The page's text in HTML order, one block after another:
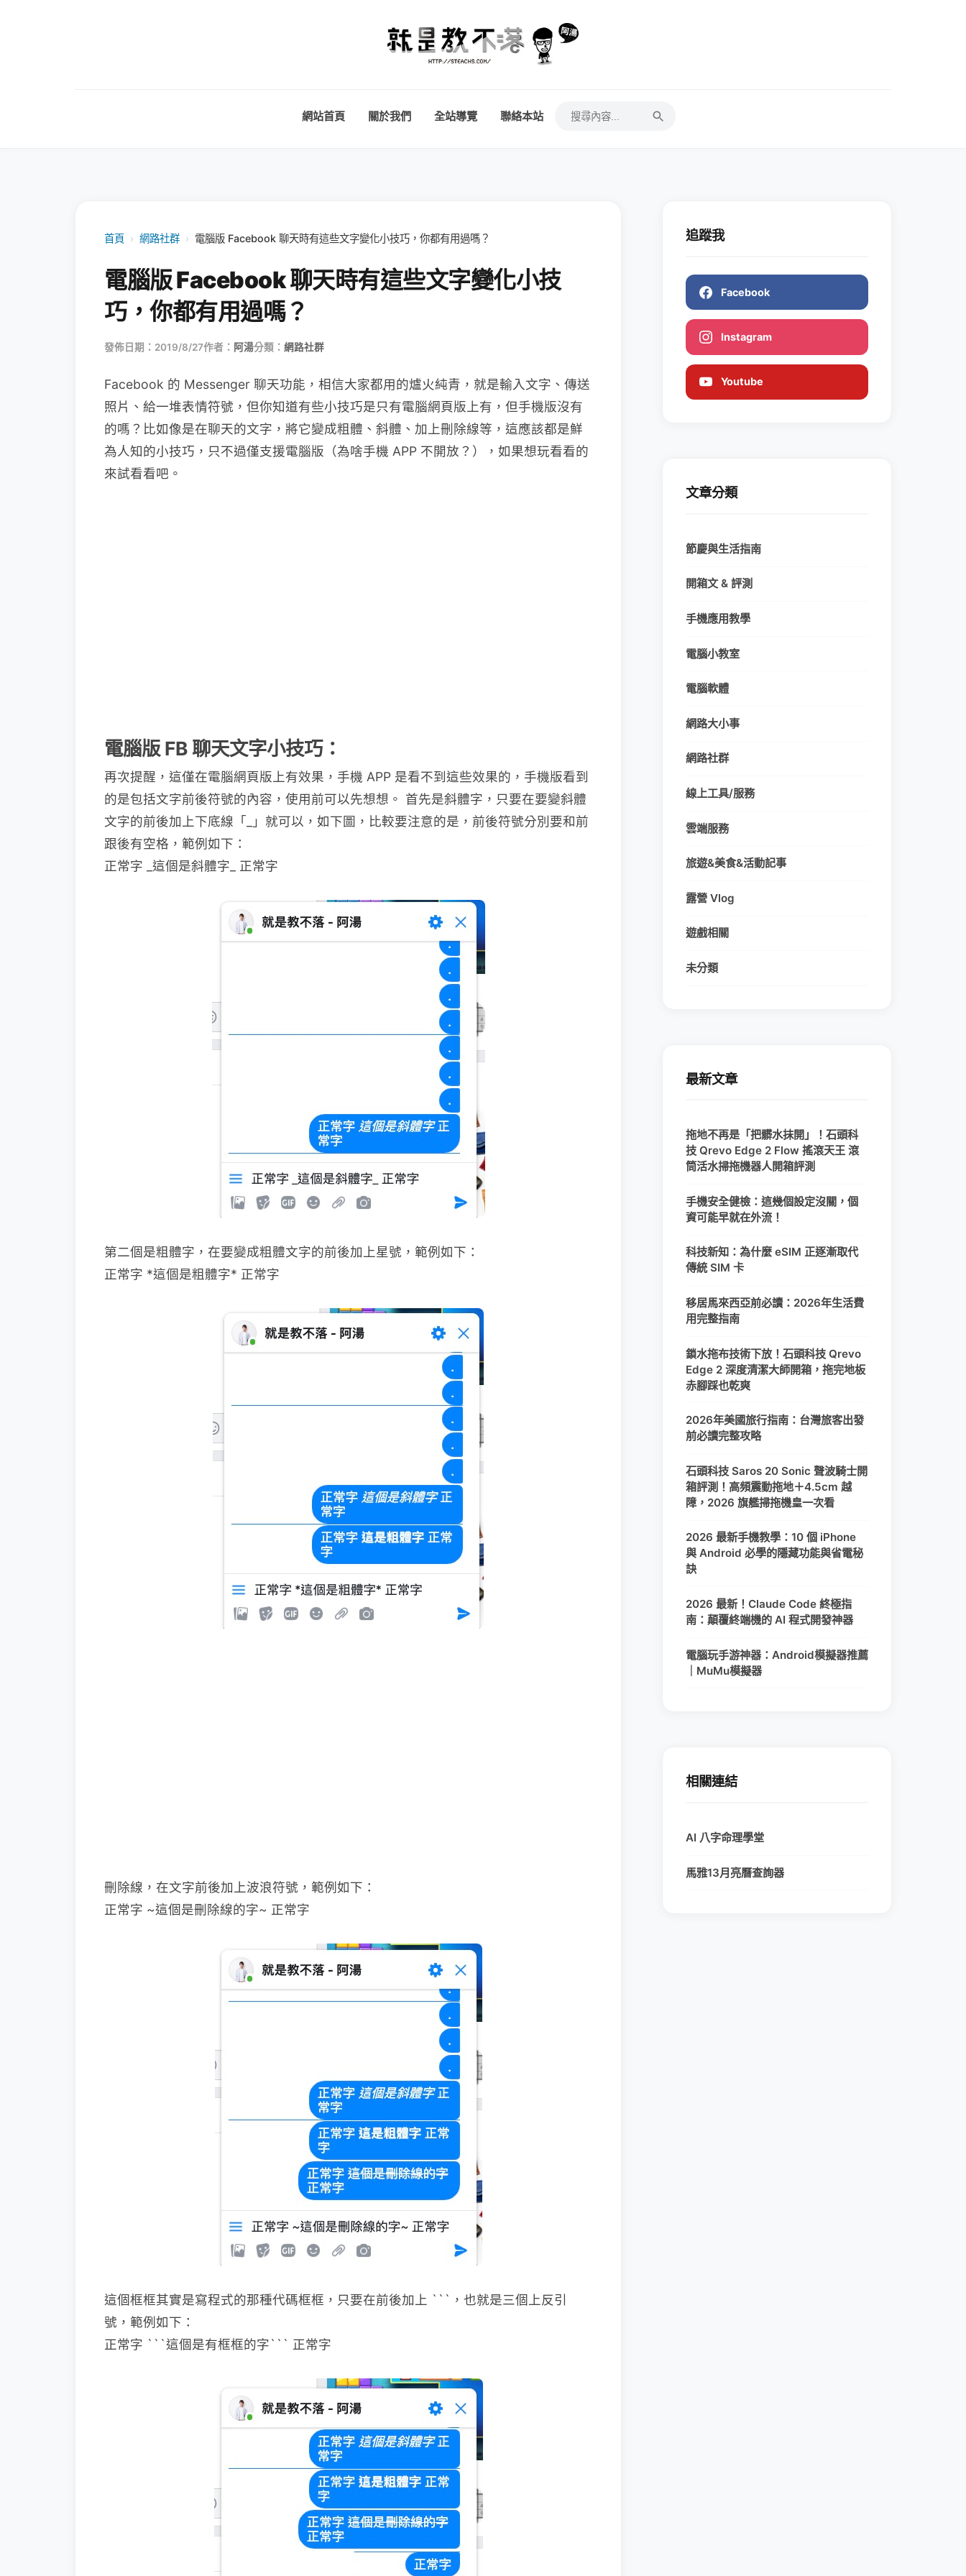
網站首頁 關於我們 全站導覽 聯絡本站
首頁 › 網路社群 › 電腦版 Facebook 聊天時有這些文字變化小技巧，你都有用過嗎？
電腦版 Facebook 聊天時有這些文字變化小技
巧，你都有用過嗎？
發佈日期：2019/8/27作者： 阿湯分類： 網路社群
Facebook 的 Messenger 聊天功能，相信大家都用的爐火純青，就是輸入文字、傳送
照片、給一堆表情符號，但你知道有些小技巧是只有電腦網頁版上有，但手機版沒有
的嗎？比如像是在聊天的文字，將它變成粗體、斜體、加上刪除線等，這應該都是鮮
為人知的小技巧，只不過僅支援電腦版（為啥手機 APP 不開放？），如果想玩看看的
來試看看吧。
電腦版 FB 聊天文字小技巧：
再次提醒，這僅在電腦網頁版上有效果，手機 APP 是看不到這些效果的，手機版看到
的是包括文字前後符號的內容，使用前可以先想想。 首先是斜體字，只要在要變斜體
文字的前後加上下底線「_」就可以，如下圖，比較要注意的是，前後符號分別要和前
跟後有空格，範例如下：
正常字 _這個是斜體字_ 正常字
第二個是粗體字，在要變成粗體文字的前後加上星號，範例如下：
正常字 *這個是粗體字* 正常字
刪除線，在文字前後加上波浪符號，範例如下：
正常字 ~這個是刪除線的字~ 正常字
這個框框其實是寫程式的那種代碼框框，只要在前後加上 ```，也就是三個上反引
號，範例如下：
正常字 ```這個是有框框的字``` 正常字
追蹤我
Facebook
Instagram
Youtube
文章分類
節慶與生活指南
開箱文 & 評測
手機應用教學
電腦小教室
電腦軟體
網路大小事
網路社群
線上工具/服務
雲端服務
旅遊&美食&活動記事
露營 Vlog
遊戲相關
未分類
最新文章
拖地不再是「把髒水抹開」！石頭科
技 Qrevo Edge 2 Flow 搖滾天王 滾
筒活水掃拖機器人開箱評測
手機安全健檢：這幾個設定沒關，個
資可能早就在外流！
科技新知：為什麼 eSIM 正逐漸取代
傳統 SIM 卡
移居馬來西亞前必讀：2026年生活費
用完整指南
鎖水拖布技術下放！石頭科技 Qrevo
Edge 2 深度清潔大師開箱，拖完地板
赤腳踩也乾爽
2026年美國旅行指南：台灣旅客出發
前必讀完整攻略
石頭科技 Saros 20 Sonic 聲波騎士開
箱評測！高頻震動拖地＋4.5cm 越
障，2026 旗艦掃拖機皇一次看
2026 最新手機教學：10 個 iPhone
與 Android 必學的隱藏功能與省電秘
訣
2026 最新！Claude Code 終極指
南：顛覆終端機的 AI 程式開發神器
電腦玩手游神器：Android模擬器推薦
｜MuMu模擬器
相關連結
AI 八字命理學堂
馬雅13月亮曆查詢器